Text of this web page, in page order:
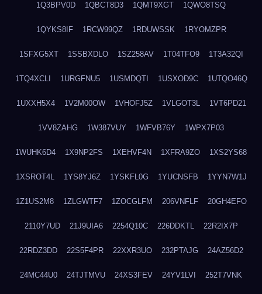
1Q3BPV0D 1QBCT8D3 1QMT9XGT 1QWO8TSQ
1QYKS8IF 1RCW99QZ 1RDUWSSK 1RYOMZPR
1SFXG5XT 1SSBXDLO 1SZ258AV 1T04TFO9 1T3A32QI
1TQ4XCLI 1URGFNU5 1USMDQTI 1USXOD9C 1UTQO46Q
1UXXH5X4 1V2M00OW 1VHOFJ5Z 1VLGOT3L 1VT6PD21
1VV8ZAHG 1W387VUY 1WFVB76Y 1WPX7P03
1WUHK6D4 1X9NP2FS 1XEHVF4N 1XFRA9ZO 1XS2YS68
1XSROT4L 1YS8YJ6Z 1YSKFL0G 1YUCNSFB 1YYN7W1J
1Z1US2M8 1ZLGWTF7 1ZOCGLFM 206VNFLF 20GH4EFO
2110Y7UD 21J9UIA6 2254Q10C 226DDKTL 22R2IX7P
22RDZ3DD 22S5F4PR 22XXR3UO 232PTAJG 24AZ56D2
24MC44U0 24TJTMVU 24XS3FEV 24YV1LVI 252T7VNK